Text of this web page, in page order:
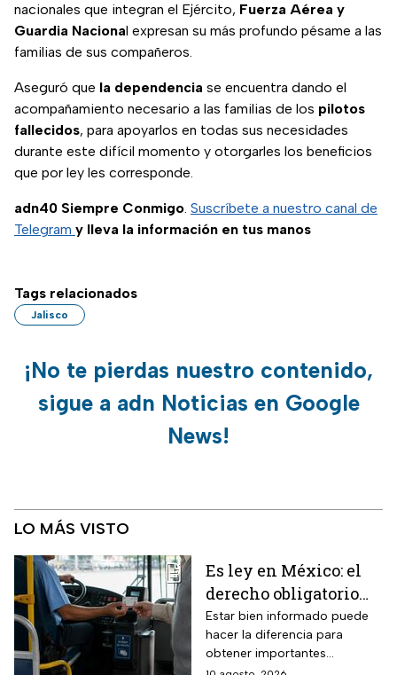
nacionales que integran el Ejército, Fuerza Aérea y
Guardia Nacional expresan su más profundo pésame a las
familias de sus compañeros.
Aseguró que la dependencia se encuentra dando el
acompañamiento necesario a las familias de los pilotos
fallecidos, para apoyarlos en todas sus necesidades
durante este difícil momento y otorgarles los beneficios
que por ley les corresponde.
adn40 Siempre Conmigo. Suscríbete a nuestro canal de
Telegram y lleva la información en tus manos
Tags relacionados
Jalisco
¡No te pierdas nuestro contenido,
sigue a adn Noticias en Google
News!
LO MÁS VISTO
Es ley en México: el
derecho obligatorio
que las líneas de
autobús deben
respetar a los adultos
Estar bien informado puede
hacer la diferencia para
obtener importantes
beneficios que no todos